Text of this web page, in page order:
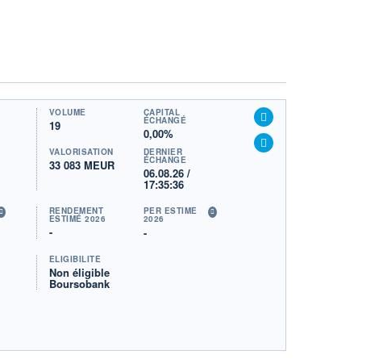
VOLUME
19
CAPITAL
ÉCHANGÉ
0,00%
VALORISATION
33 083 MEUR
DERNIER
ÉCHANGE
06.08.26 /
17:35:36
RENDEMENT
ESTIMÉ 2026
-
PER ESTIMÉ
2026
-
ÉLIGIBILITÉ
Non éligible
Boursobank